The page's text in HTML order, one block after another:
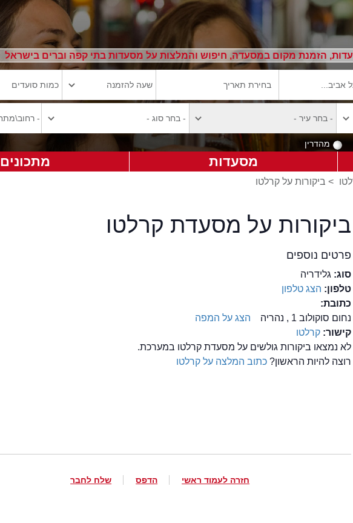
הזמנת מקום במסעדה, חיפוש והמלצות על מסעדות בתי קפה וברים בישראל
מהדרין
מסעדות מתכונים
> ביקורות על קרלטו
ביקורות על מסעדת קרלטו
פרטים נוספים
סוג: גלידריה
טלפון: הצג טלפון
כתובת:
נחום סוקולוב 1 , נהריה
הצג על המפה
קישור:קרלטו
לא נמצאו ביקורות גולשים על מסעדת קרלטו במערכת.
רוצה להיות הראשון?כתוב המלצה על קרלטו
חזרה לעמוד ראשי הדפס שלח לחבר